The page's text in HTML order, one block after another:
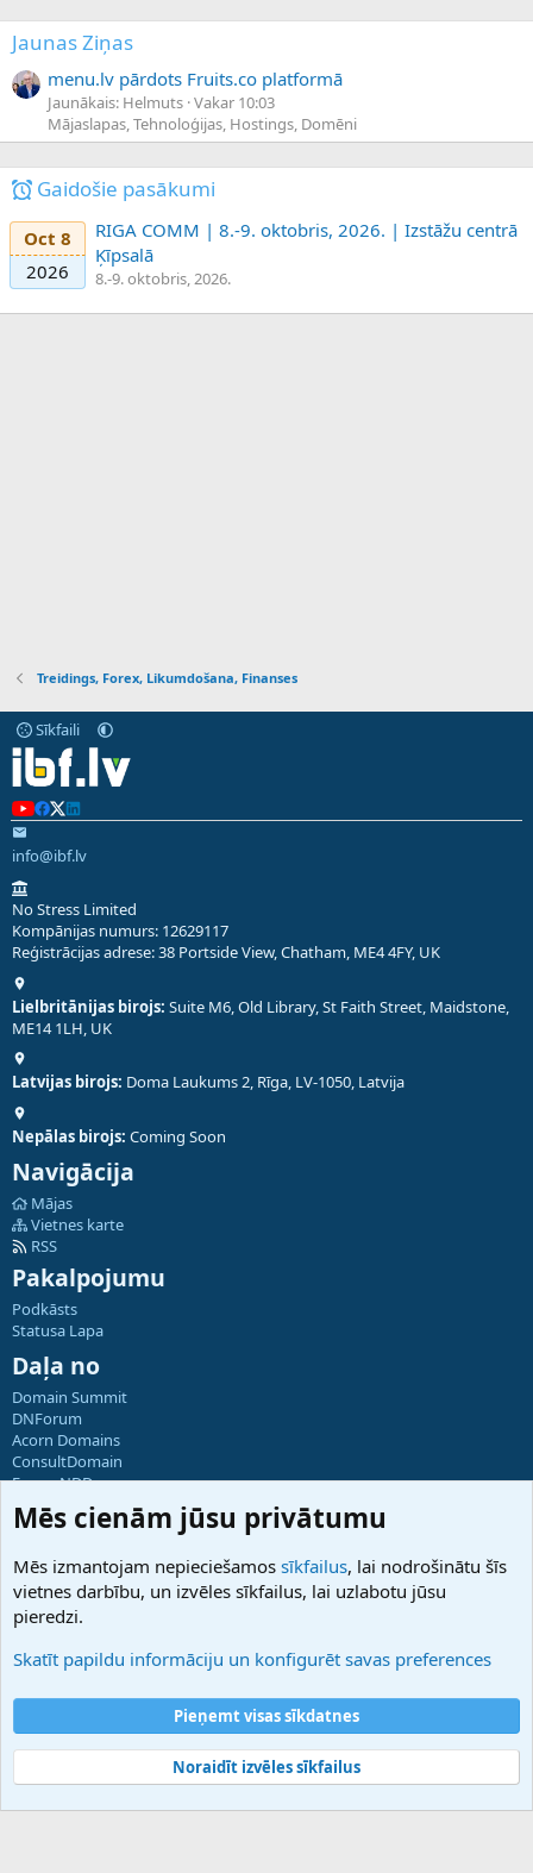
Jaunas Ziņas
menu.lv pārdots Fruits.co platformā
Jaunākais: Helmuts Vakar 10:03
Mājaslapas, Tehnoloģijas, Hostings, Domēni
Gaidošie pasākumi
Oct 8
2026
RIGA COMM | 8.-9. oktobris, 2026. | Izstāžu centrā
Ķīpsalā
8.-9. oktobris, 2026.
Treidings, Forex, Likumdošana, Finanses
Sīkfaili
info@ibf.lv
No Stress Limited
Kompānijas numurs: 12629117
Reģistrācijas adrese: 38 Portside View, Chatham, ME4 4FY, UK
Lielbritānijas birojs: Suite M6, Old Library, St Faith Street, Maidstone,
ME14 1LH, UK
Latvijas birojs: Doma Laukums 2, Rīga, LV-1050, Latvija
Nepālas birojs: Coming Soon
Navigācija
Mājas
Vietnes karte
RSS
Pakalpojumu
Podkāsts
Statusa Lapa
Daļa no
Domain Summit
DNForum
Acorn Domains
ConsultDomain
ForumNDD
Domainforum.ro
27.be
Hostmaria
Atbalsts
Palīdzība
Noteikumi un nosacījumi
Privātuma politika
Community platform by XenForo® © 2010-2025 XenForo Ltd.
Mēs cienām jūsu privātumu
Mēs izmantojam nepieciešamos sīkfailus, lai nodrošinātu šīs
vietnes darbību, un izvēles sīkfailus, lai uzlabotu jūsu
pieredzi.
Skatīt papildu informāciju un konfigurēt savas preferences
Pieņemt visas sīkdatnes
Noraidīt izvēles sīkfailus